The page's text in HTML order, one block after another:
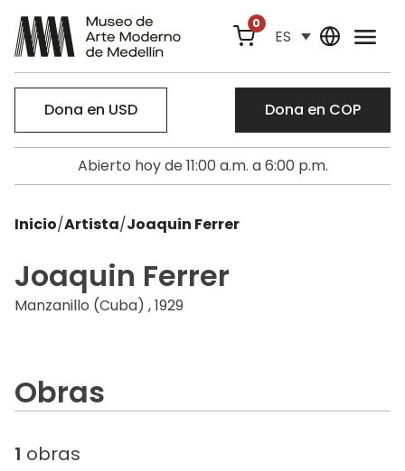
0
ES
Dona en USD Dona en COP
Abierto hoy de 11:00 a.m. a 6:00 p.m.
Inicio/Artista/Joaquin Ferrer
Joaquin Ferrer
Manzanillo (Cuba) , 1929
Obras
1 obras